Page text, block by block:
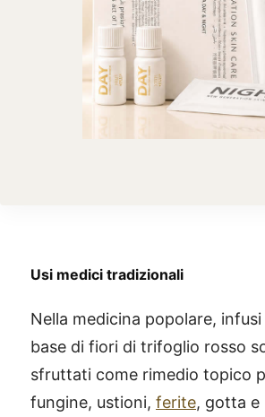
Usi medici tradizionali
Nella medicina popolare, infusi
base di fiori di trifoglio rosso
sfruttati come rimedio topico
fungine, ustioni, ferite, gotta e